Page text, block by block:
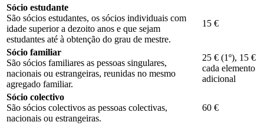
Sócio estudante
São sócios estudantes, os sócios individuais com
idade superior a dezoito anos e que sejam
estudantes até à obtenção do grau de mestre.
15 €
Sócio familiar
São sócios familiares as pessoas singulares,
nacionais ou estrangeiras, reunidas no mesmo
agregado familiar.
25 € (1º), 15 €
cada elemento
adicional
Sócio colectivo
São sócios colectivos as pessoas colectivas,
nacionais ou estrangeiras.
60 €